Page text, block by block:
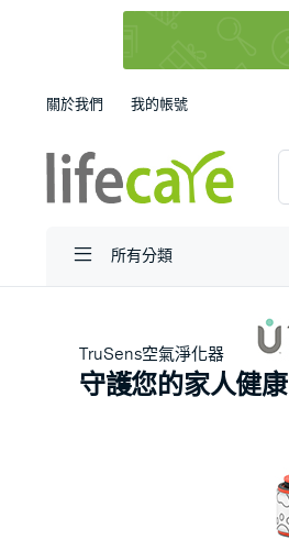
關於我們 我的帳號
所有分類
TruSens空氣淨化器
守護您的家人健康